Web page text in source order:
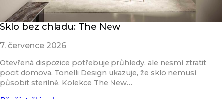
Sklo bez chladu: The New
7. července 2026
Otevřená dispozice potřebuje průhledy, ale nesmí ztratit
pocit domova. Tonelli Design ukazuje, že sklo nemusí
působit sterilně. Kolekce The New…
Přečíst článek